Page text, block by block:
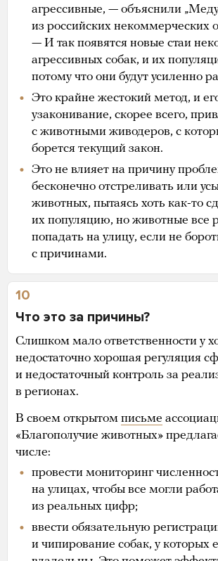
агрессивные, — объяснили
из российских некоммерческих
— И так появятся новые стаи
агрессивных собак, и их
потому что они будут усиленно
Это крайне жестокий метод, и
узаконивание, скорее всего,
с животными живодеров, с
борется текущий закон.
Это не влияет на причину
бесконечно отстреливать или
животных, пытаясь хоть как-то
их популяцию, но животные все
попадать на улицу, если не
с причинами.
10
Что это за причины?
Слишком мало ответственности у
недостаточно хорошая регуляция
и недостаточный контроль за
в регионах.
В своем открытом письме
«Благополучие животных»
числе:
провести мониторинг
на улицах, чтобы все могли
из реальных цифр;
ввести обязательную
и чипирование собак, у которых